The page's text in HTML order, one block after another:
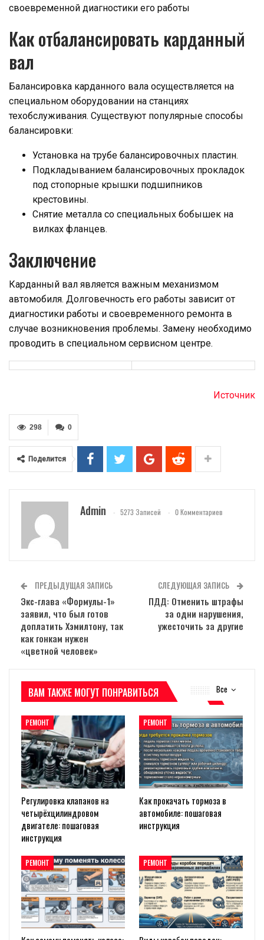
своевременной диагностики его работы
Как отбалансировать карданный
вал
Балансировка карданного вала осуществляется на
специальном оборудовании на станциях
техобслуживания. Существуют популярные способы
балансировки:
Установка на трубе балансировочных пластин.
Подкладыванием балансировочных прокладок
под стопорные крышки подшипников
крестовины.
Снятие металла со специальных бобышек на
вилках фланцев.
Заключение
Карданный вал является важным механизмом
автомобиля. Долговечность его работы зависит от
диагностики работы и своевременного ремонта в
случае возникновения проблемы. Замену необходимо
проводить в специальном сервисном центре.
Источник
0
298
Поделится
Admin 5273 Записей 0 Комментариев
ПРЕДЫДУЩАЯ ЗАПИСЬ
Экс-глава «Формулы-1»
заявил, что был готов
доплатить Хэмилтону, так
как гонкам нужен
«цветной человек»
СЛЕДУЮЩАЯ ЗАПИСЬ
ПДД: Отменить штрафы
за одни нарушения,
ужесточить за другие
Все
ВАМ ТАКЖЕ МОГУТ ПОНРАВИТЬСЯ
РЕМОНТ
Регулировка клапанов на
четырёхцилиндровом
двигателе: пошаговая
инструкция
РЕМОНТ
Как прокачать тормоза в
автомобиле: пошаговая
инструкция
РЕМОНТ РЕМОНТ